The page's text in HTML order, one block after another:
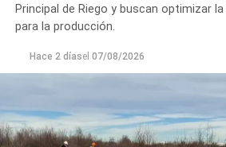
Principal de Riego y buscan optimizar
para la producción.
Hace 2 díasel 07/08/2026